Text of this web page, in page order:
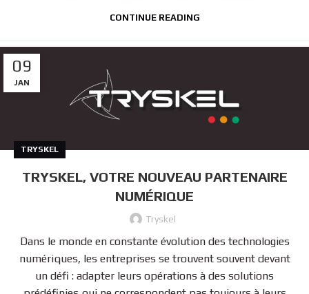
CONTINUE READING
09
JAN
TRYSKEL
TRYSKEL, VOTRE NOUVEAU PARTENAIRE
NUMÉRIQUE
Tryskel
Dans le monde en constante évolution des technologies
numériques, les entreprises se trouvent souvent devant
un défi : adapter leurs opérations à des solutions